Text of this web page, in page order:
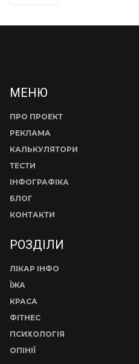
МЕНЮ
ПРО ПРОЕКТ
РЕКЛАМА
КАЛЬКУЛЯТОРИ
ТЕСТИ
ІНФОГРАФІКА
БЛОГ
КОНТАКТИ
РОЗДІЛИ
ЛІКАР ІНФО
ЇЖА
КРАСА
ФІТНЕС
ПСИХОЛОГІЯ
ОПІНІЇ